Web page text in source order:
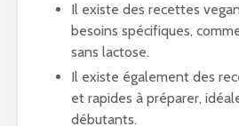
Il existe des recettes
besoins spécifiques,
sans lactose.
Il existe également des
et rapides à préparer,
débutants.